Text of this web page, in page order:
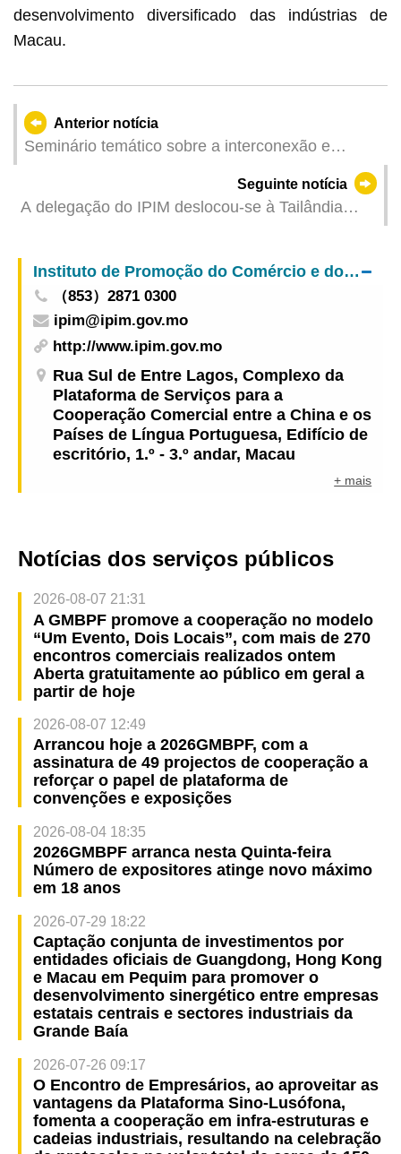
desenvolvimento diversificado das indústrias de
Macau.
Anterior notícia
Seminário temático sobre a interconexão e
organizado pela Autoridade Monetária de Macau
Seguinte notícia
A delegação do IPIM deslocou-se à Tailândia
tradicionais chineses com certificado de GMP na
MIF
Instituto de Promoção do Comércio e do Investimento
（853）2871 0300
ipim@ipim.gov.mo
http://www.ipim.gov.mo
Rua Sul de Entre Lagos, Complexo da
Plataforma de Serviços para a
Cooperação Comercial entre a China e os
Países de Língua Portuguesa, Edifício de
escritório, 1.º - 3.º andar, Macau
+ mais
Notícias dos serviços públicos
2026-08-07 21:31
A GMBPF promove a cooperação no modelo
“Um Evento, Dois Locais”, com mais de 270
encontros comerciais realizados ontem
Aberta gratuitamente ao público em geral a
partir de hoje
2026-08-07 12:49
Arrancou hoje a 2026GMBPF, com a
assinatura de 49 projectos de cooperação a
reforçar o papel de plataforma de
convenções e exposições
2026-08-04 18:35
2026GMBPF arranca nesta Quinta-feira
Número de expositores atinge novo máximo
em 18 anos
2026-07-29 18:22
Captação conjunta de investimentos por
entidades oficiais de Guangdong, Hong Kong
e Macau em Pequim para promover o
desenvolvimento sinergético entre empresas
estatais centrais e sectores industriais da
Grande Baía
2026-07-26 09:17
O Encontro de Empresários, ao aproveitar as
vantagens da Plataforma Sino-Lusófona,
fomenta a cooperação em infra-estruturas e
cadeias industriais, resultando na celebração